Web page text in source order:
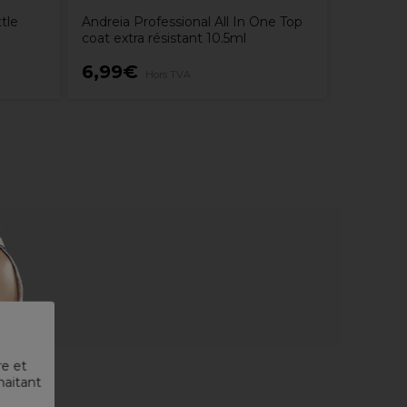
et
Andreia Professional All In One Top
coat extra résistant 10.5ml
6,99€